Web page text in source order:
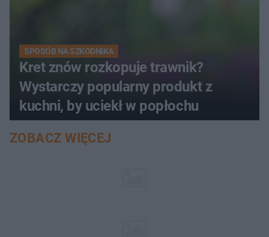
SPOSÓB NA SZKODNIKA
Kret znów rozkopuje trawnik?
Wystarczy popularny produkt z
kuchni, by uciekł w popłochu
ZOBACZ WIĘCEJ